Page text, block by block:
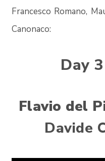
Francesco Romano,
Canonaco:
Day
Flavio del
Davide